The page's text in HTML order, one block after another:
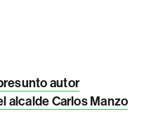
autor
alcalde Carlos Manzo